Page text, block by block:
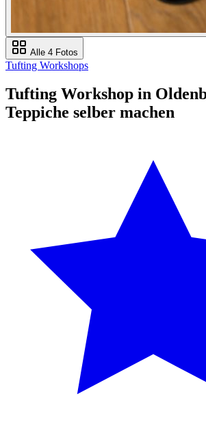
Alle 4 Fotos
Tufting Workshops
Tufting Workshop in
Teppiche selber machen